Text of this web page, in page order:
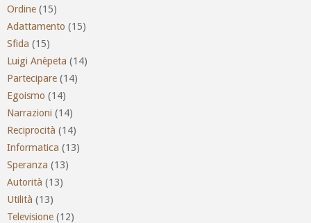
Ordine (15)
Adattamento (15)
Sfida (15)
Luigi Anèpeta (14)
Partecipare (14)
Egoismo (14)
Narrazioni (14)
Reciprocità (14)
Informatica (13)
Speranza (13)
Autorità (13)
Utilità (13)
Televisione (12)